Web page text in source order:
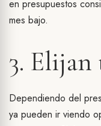
en presupuestos
mes bajo.
3. Elijan
Dependiendo del
ya pueden ir viendo